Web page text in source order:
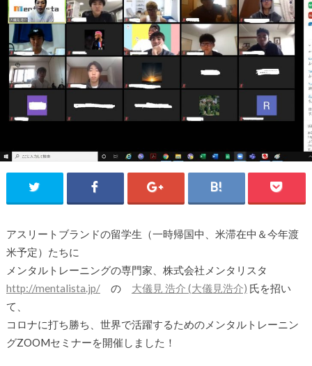
アスリートブランドの留学生（一時帰国中、米滞在中＆今年渡
米予定）たちに
メンタルトレーニングの専門家、株式会社メンタリスタ
http://mentalista.jp/の 大儀見 浩介 (大儀見浩介) 氏を招い
て、
コロナに打ち勝ち、世界で活躍するためのメンタルトレーニン
グZOOMセミナーを開催しました！